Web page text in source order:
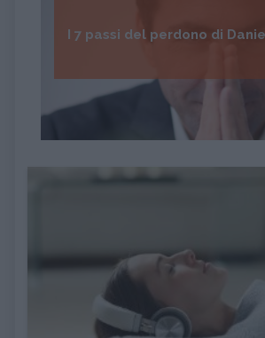
I 7 passi del perdono di